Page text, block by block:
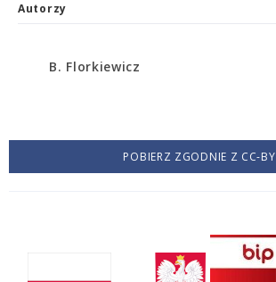
Autorzy
B. Florkiewicz
POBIERZ ZGODNIE Z CC-BY